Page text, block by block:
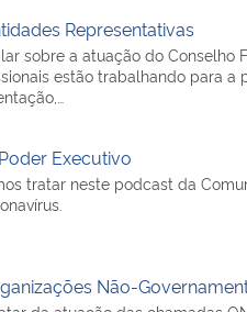
Representativas
sobre a atuação do Conselho
estão trabalhando para
Executivo
tratar neste podcast da
Não-